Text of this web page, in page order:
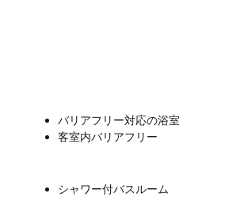
バリアフリー対応の浴室
客室内バリアフリー
シャワー付バスルーム